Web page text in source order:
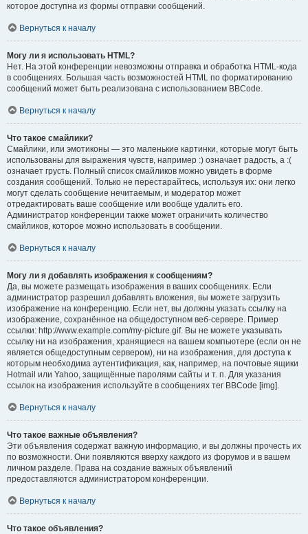
которое доступна из формы отправки сообщений.
Вернуться к началу
Могу ли я использовать HTML?
Нет. На этой конференции невозможны отправка и обработка HTML-кода
в сообщениях. Большая часть возможностей HTML по форматированию
сообщений может быть реализована с использованием BBCode.
Вернуться к началу
Что такое смайлики?
Смайлики, или эмотиконы — это маленькие картинки, которые могут быть
использованы для выражения чувств, например :) означает радость, а :(
означает грусть. Полный список смайликов можно увидеть в форме
создания сообщений. Только не перестарайтесь, используя их: они легко
могут сделать сообщение нечитаемым, и модератор может
отредактировать ваше сообщение или вообще удалить его.
Администратор конференции также может ограничить количество
смайликов, которое можно использовать в сообщении.
Вернуться к началу
Могу ли я добавлять изображения к сообщениям?
Да, вы можете размещать изображения в ваших сообщениях. Если
администратор разрешил добавлять вложения, вы можете загрузить
изображение на конференцию. Если нет, вы должны указать ссылку на
изображение, сохранённое на общедоступном веб-сервере. Пример
ссылки: http://www.example.com/my-picture.gif. Вы не можете указывать
ссылку ни на изображения, хранящиеся на вашем компьютере (если он не
является общедоступным сервером), ни на изображения, для доступа к
которым необходима аутентификация, как, например, на почтовые ящики
Hotmail или Yahoo, защищённые паролями сайты и т. п. Для указания
ссылок на изображения используйте в сообщениях тег BBCode [img].
Вернуться к началу
Что такое важные объявления?
Эти объявления содержат важную информацию, и вы должны прочесть их
по возможности. Они появляются вверху каждого из форумов и в вашем
личном разделе. Права на создание важных объявлений
предоставляются администратором конференции.
Вернуться к началу
Что такое объявления?